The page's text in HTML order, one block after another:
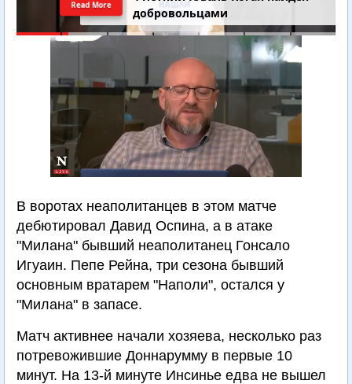
добровольцами
Read More
В воротах неаполитанцев в этом матче
дебютировал Давид Оспина, а в атаке
"Милана" бывший неаполитанец Гонсало
Игуаин. Пепе Рейна, три сезона бывший
основным вратарем "Наполи", остался у
"Милана" в запасе.
Матч активнее начали хозяева, несколько раз
потревожившие Доннарумму в первые 10
минут. На 13-й минуте Инсинье едва не вышел